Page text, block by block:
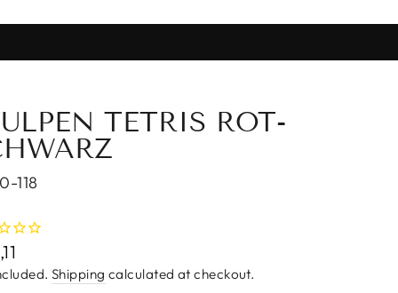
TETRIS ROT-
118
Shipping calculated at checkout.